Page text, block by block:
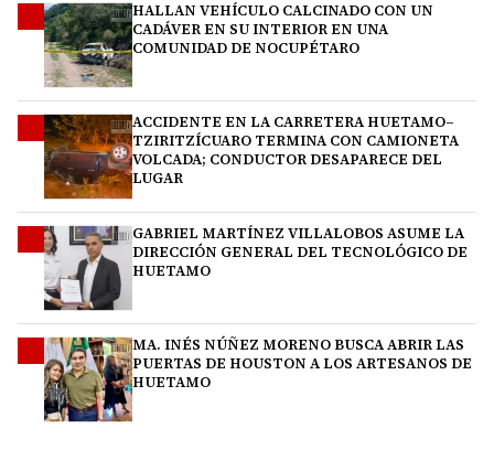
HALLAN VEHÍCULO CALCINADO CON UN
CADÁVER EN SU INTERIOR EN UNA
COMUNIDAD DE NOCUPÉTARO
ACCIDENTE EN LA CARRETERA HUETAMO–
TZIRITZÍCUARO TERMINA CON CAMIONETA
VOLCADA; CONDUCTOR DESAPARECE DEL
LUGAR
GABRIEL MARTÍNEZ VILLALOBOS ASUME LA
DIRECCIÓN GENERAL DEL TECNOLÓGICO DE
HUETAMO
MA. INÉS NÚÑEZ MORENO BUSCA ABRIR LAS
PUERTAS DE HOUSTON A LOS ARTESANOS DE
HUETAMO